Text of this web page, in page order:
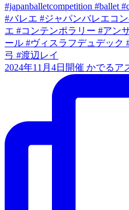
2024年11月4日開催 かでるア